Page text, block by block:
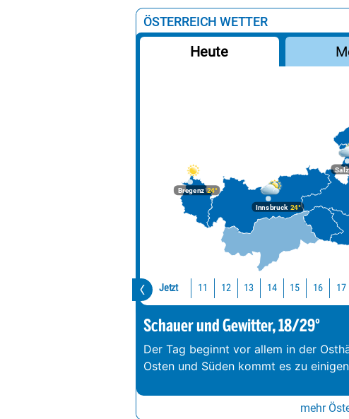
ÖSTERREICH WETTER
Heute
Bregenz24°
Innsbruck24°
Jetzt 11 12 13 14 15 16 17
Schauer und Gewitter, 18/29°
Der Tag beginnt vor allem in der
Osten und Süden kommt es zu
mehr